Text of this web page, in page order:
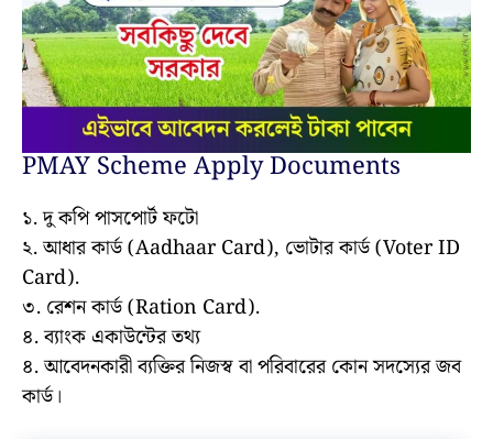
PMAY Scheme Apply Documents
১. দু কপি পাসপোর্ট ফটো
২. আধার কার্ড (Aadhaar Card), ভোটার কার্ড (Voter ID
Card).
৩. রেশন কার্ড (Ration Card).
৪. ব্যাংক একাউন্টের তথ্য
৪. আবেদনকারী ব্যক্তির নিজস্ব বা পরিবারের কোন সদস্যের জব
কার্ড।